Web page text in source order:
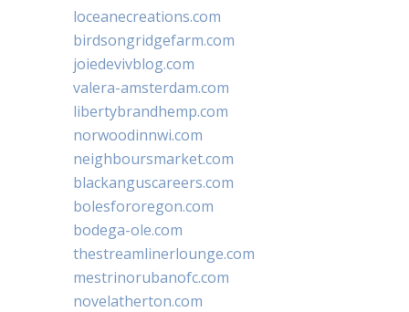
loceanecreations.com
birdsongridgefarm.com
joiedevivblog.com
valera-amsterdam.com
libertybrandhemp.com
norwoodinnwi.com
neighboursmarket.com
blackanguscareers.com
bolesfororegon.com
bodega-ole.com
thestreamlinerlounge.com
mestrinorubanofc.com
novelatherton.com